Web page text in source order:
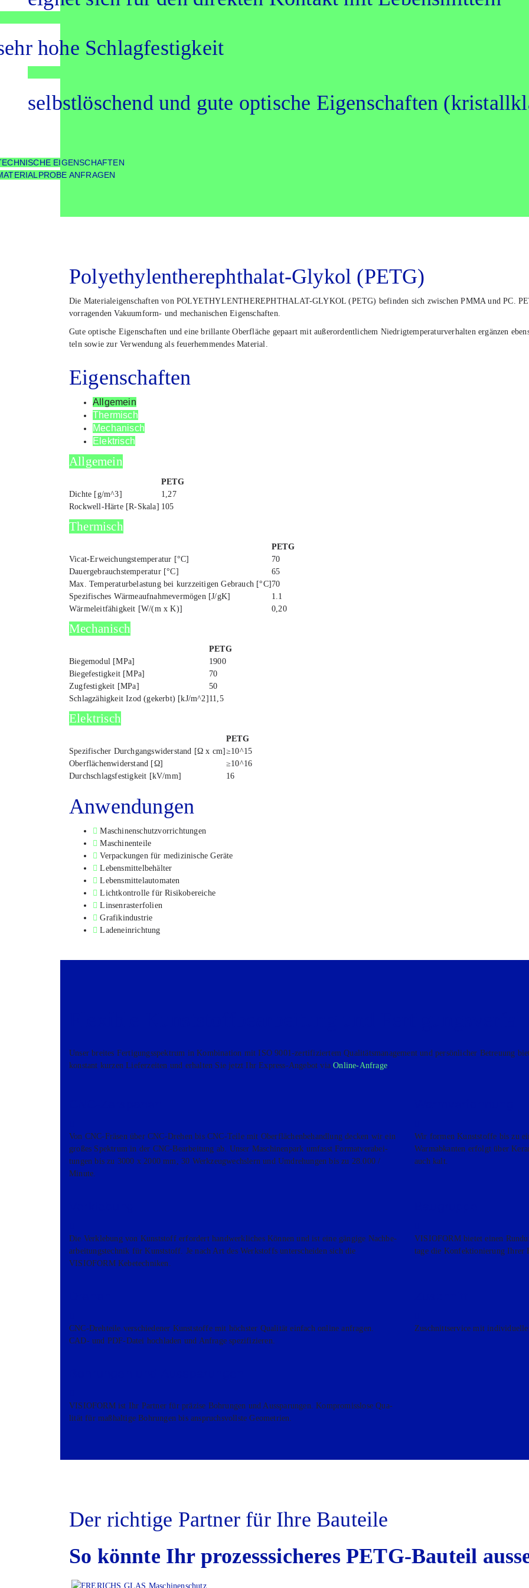
hohe Schlag­fes­tig­keit
selbst­lö­schend und gute opti­sche Eigen­schaf­ten
EIGEN­SCHAF­TEN
ANFRA­GEN
Poly­ethy­len­the­re­phtha­lat-Gly­kol (PETG)
Die Mate­ri­al­ei­gen­schaf­ten von POLYETHYLENTHEREPHTHALAT-GLYKOL (PETG) befin­den sich zwi­schen PMMA und PC.
vor­ra­gen­den Vaku­um­form- und mecha­ni­schen Eigen­schaf­ten.
Gute opti­sche Eigen­schaf­ten und eine bril­lan­te Ober­flä­che gepaart mit außer­or­dent­li­chem Nied­rig­tem­pe­ra­tur­ver­hal­ten ergän­zen
teln sowie zur Ver­wen­dung als feu­er­hem­men­des Mate­ri­al.
Eigen­schaf­ten
All­ge­mein
Ther­misch
Mecha­nisch
Elek­trisch
All­ge­mein
PETG
Dich­te [g/m^3]
1,27
Rock­well-Här­te [R-Ska­la] 105
Ther­misch
PETG
Vicat-Erwei­chungs­tem­pe­ra­tur [°C]
70
Dau­er­ge­brauchs­tem­pe­ra­tur [°C]
65
Max. Tem­pe­ra­tur­be­las­tung bei kurz­zei­ti­gen Gebrauch [°C] 70
Spe­zi­fi­sches Wär­me­auf­nah­me­ver­mö­gen [J/gK]
1.1
Wär­me­leit­fä­hig­keit [W/(m x K)]
0,20
Mecha­nisch
PETG
Bie­ge­mo­dul [MPa]
1900
Bie­ge­fes­tig­keit [MPa]
70
Zug­fes­tig­keit [MPa]
50
Schlag­zä­hig­keit Izod (gekerbt) [kJ/m^2] 11,5
Elek­trisch
PETG
Spe­zi­fi­scher Durch­gangs­wi­der­stand [Ω x cm] ≥10^15
Ober­flä­chen­wi­der­stand [Ω]
≥10^16
Durch­schlags­fes­tig­keit [kV/mm]
16
Anwen­dun­gen
Maschi­nen­schutz­vor­rich­tun­gen
Maschi­nen­tei­le
Ver­pa­ckun­gen für medi­zi­ni­sche Gerä­te
Lebens­mit­tel­be­häl­ter
Lebens­mit­tel­au­to­ma­ten
Licht­kon­trol­le für Risi­ko­be­rei­che
Lin­sen­ras­ter­fo­li­en
Gra­fik­in­dus­trie
Laden­ein­rich­tung
Unser brei­tes Fer­ti­gungs­spek­trum in Kom­bi­na­ti­on mit ISO 9001-zer­ti­fi­zier­tem Qua­li­täts­ma­nage­ment und per­sön­li­cher Betreu­ung
kon­stant kur­zen Lie­fer­zei­ten und erhal­ten Sie jetzt Ihr Express-Ange­bot viaOnline-Anfra­ge.
Von CNC-Frä­sen über CNC-Dre­hen bis CNC-Tei­le mit Ober­flä­chen­be­hand­lung decken wir ein
gro­ßes Spek­trum in der CNC-Bear­bei­tung ab. Unser Maschi­nen­park umfasst For­mat­ver­ab­ei­
tun­gen bis zu 3000 x 2000 mm, 30 Werk­zeug­wechs­lern und Umdre­hun­gen bis zu 28.000 /
Minu­te.
Wir for­men Kunst­stof­fe bis zu
Warm­ab­kan­ten erfolgt über
auch kalt.
Die Ver­kle­bung von Kunst­stoff erfor­dert hand­werk­li­ches Kön­nen und ist eine gän­gi­ge Nach­be­
ar­bei­tungs­tech­nik für Kunst­stoff. Je nach Art des Werk­stoffs unter­schei­den sich die
VISIOFORM Kebe­tech­ni­ken.
VISIOFORM bie­tet einen
ta­ge die Kon­fek­tio­nie­rung Ihrer
CNC-Dreh­tei­le ver­schie­de­ner Kunst­stof­fe mit höchs­ter Qua­li­tät ein­fach online anfra­gen.
CAD- und PDF-Datei hoch­la­den und Anfra­ge spe­zi­fi­zie­ren.
Zuschnitt­ser­vice mit
VISIOFORM ist Ihr Part­ner für prä­zi­se Boh­run­gen und Aus­spa­run­gen. Kom­pro­miss­lo­se Qua­
li­tät für maß­hal­ti­ge Boh­run­gen bis anspruchs­volls­te Geo­me­trien.
Der rich­ti­ge Part­ner für Ihre Bau­tei­le
So könn­te Ihr pro­zess­si­che­res PETG-Bau­teil